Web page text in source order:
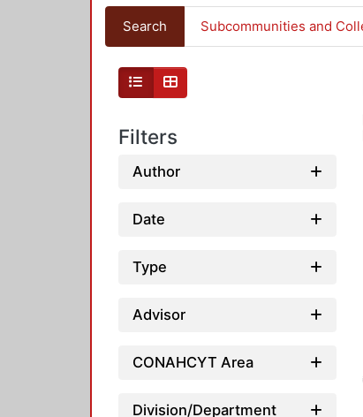
Search Subcommunities and
Filters
Author
Date
Type
Advisor
CONAHCYT Area
Division/Department